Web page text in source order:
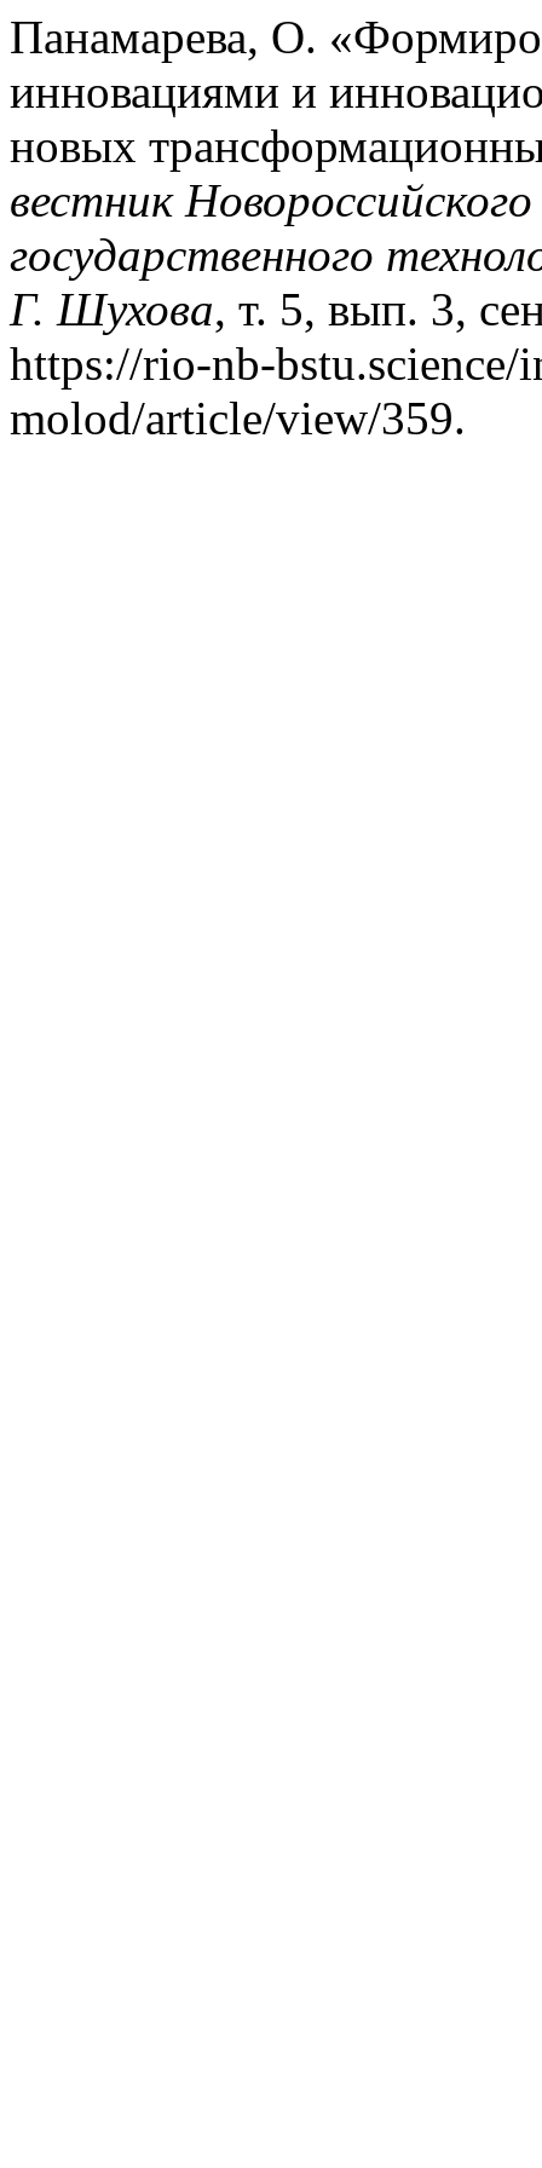
Панамарева, О.
инновациями и
новых
вестник
государственного
Г. Шухова, т. 5, вып. 3,
https://rio-nb-bstu.science/
molod/article/view/359.